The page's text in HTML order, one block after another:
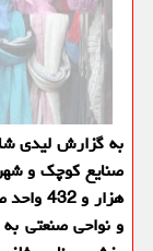
به گزارش لیدی
هزار